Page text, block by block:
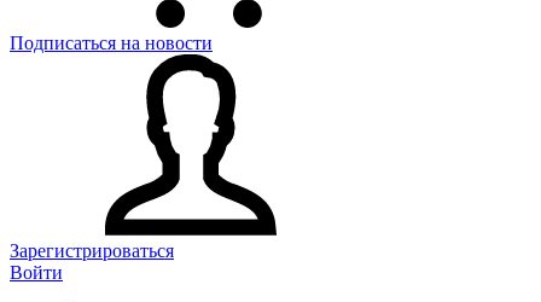
Подписаться на новости
Зарегистрироваться
Войти